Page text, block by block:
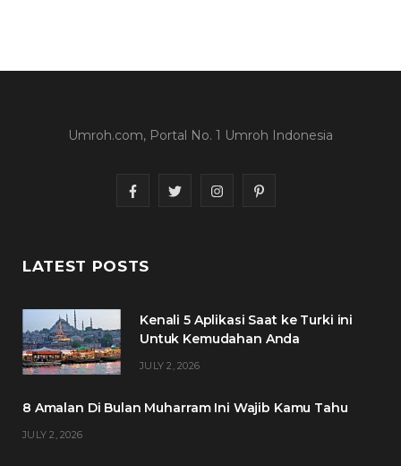
Umroh.com, Portal No. 1 Umroh Indonesia
F
c
b
T
t
I
a
P
e
LATEST POSTS
Kenali 5 Aplikasi Saat ke Turki ini
Untuk Kemudahan Anda
JULY 2, 2026
8 Amalan Di Bulan Muharram Ini Wajib Kamu Tahu
JULY 2, 2026